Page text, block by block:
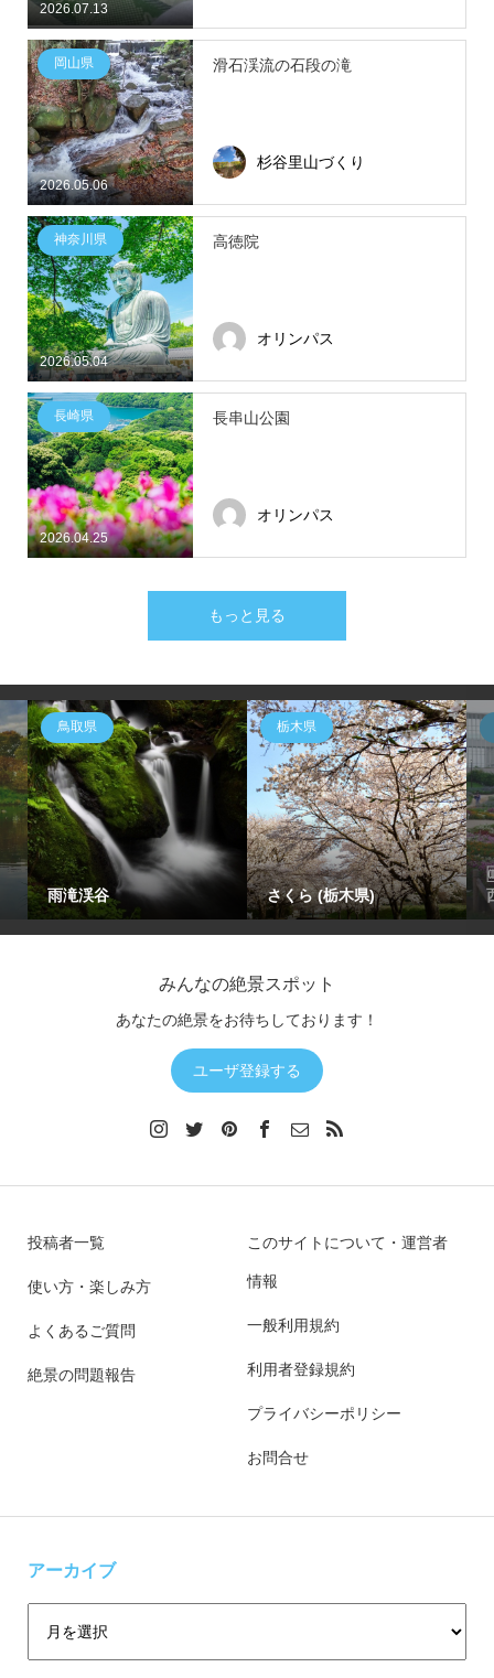
2026.07.13
2026.05.06
岡山県 滑石渓流の石段の滝
杉谷里山づくり
2026.05.04
神奈川県 高徳院
オリンパス
2026.04.25
長崎県 長串山公園
オリンパス
もっと見る
鳥取県
雨滝渓谷
栃木県
さくら (栃木県)
みんなの絶景スポット
あなたの絶景をお待ちしております！
ユーザ登録する
投稿者一覧
使い方・楽しみ方
よくあるご質問
絶景の問題報告
このサイトについて・運営者
情報
一般利用規約
利用者登録規約
プライバシーポリシー
お問合せ
アーカイブ